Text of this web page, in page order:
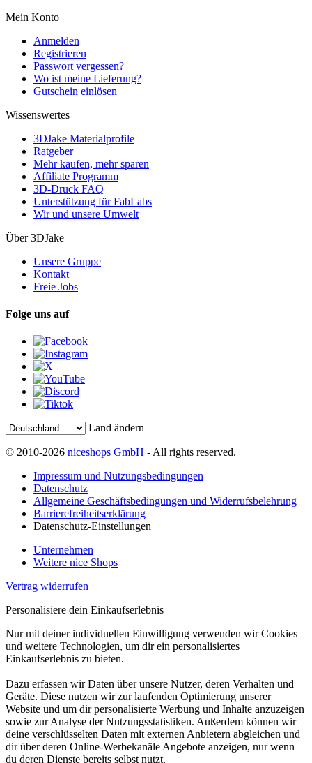
Mein Konto
Anmelden
Registrieren
Passwort vergessen?
Wo ist meine Lieferung?
Gutschein einlösen
Wissenswertes
3DJake Materialprofile
Ratgeber
Mehr kaufen, mehr sparen
Affiliate Programm
3D-Druck FAQ
Unterstützung für FabLabs
Wir und unsere Umwelt
Über 3DJake
Unsere Gruppe
Kontakt
Freie Jobs
Folge uns auf
Land ändern
© 2010-2026 niceshops GmbH - All rights reserved.
Impressum und Nutzungsbedingungen
Datenschutz
Allgemeine Geschäftsbedingungen und Widerrufsbelehrung
Barrierefreiheitserklärung
Datenschutz-Einstellungen
Unternehmen
Weitere nice Shops
Vertrag widerrufen
Personalisiere dein Einkaufserlebnis
Nur mit deiner individuellen Einwilligung verwenden wir Cookies
und weitere Technologien, um dir ein personalisiertes
Einkaufserlebnis zu bieten.
Dazu erfassen wir Daten über unsere Nutzer, deren Verhalten und
Geräte. Diese nutzen wir zur laufenden Optimierung unserer
Website und um dir personalisierte Werbung und Inhalte anzuzeigen
sowie zur Analyse der Nutzungsstatistiken. Außerdem können wir
deine verschlüsselten Daten mit externen Anbietern abgleichen und
dir über deren Online-Werbekanäle Angebote anzeigen, nur wenn
du deren Dienste bereits selbst nutzt.